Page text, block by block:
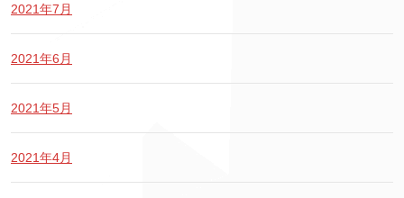
2021年7月
2021年6月
2021年5月
2021年4月